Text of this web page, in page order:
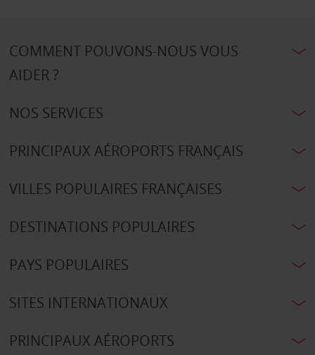
COMMENT POUVONS-NOUS VOUS
AIDER ?
NOS SERVICES
PRINCIPAUX AÉROPORTS FRANÇAIS
VILLES POPULAIRES FRANÇAISES
DESTINATIONS POPULAIRES
PAYS POPULAIRES
SITES INTERNATIONAUX
PRINCIPAUX AÉROPORTS